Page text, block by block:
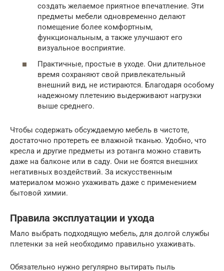
создать желаемое приятное впечатление. Эти
предметы мебели одновременно делают
помещение более комфортным,
функциональным, а также улучшают его
визуальное восприятие.
Практичные, простые в уходе. Они длительное
время сохраняют свой привлекательный
внешний вид, не истираются. Благодаря особому
надежному плетению выдерживают нагрузки
выше среднего.
Чтобы содержать обсуждаемую мебель в чистоте,
достаточно протереть ее влажной тканью. Удобно, что
кресла и другие предметы из ротанга можно ставить
даже на балконе или в саду. Они не боятся внешних
негативных воздействий. За искусственным
материалом можно ухаживать даже с применением
бытовой химии.
Правила эксплуатации и ухода
Мало выбрать подходящую мебель, для долгой службы
плетенки за ней необходимо правильно ухаживать.
Обязательно нужно регулярно вытирать пыль